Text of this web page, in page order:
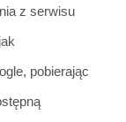
z serwisu
pobierając